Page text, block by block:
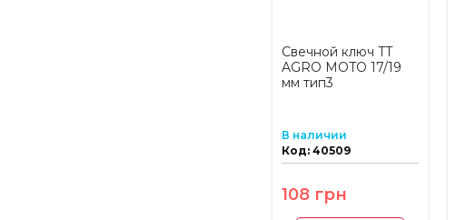
Свечной ключ TT
AGRO MOTO 17/19
мм тип3
В наличии
Код: 40509
108 грн